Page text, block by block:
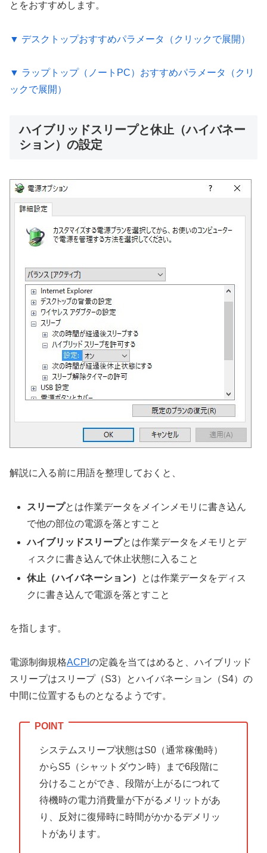
とをおすすめします。
▼ デスクトップおすすめパラメータ（クリックで展開）
▼ ラップトップ（ノートPC）おすすめパラメータ（クリ
ックで展開）
ハイブリッドスリープと休止（ハイバネー
ション）の設定
解説に入る前に用語を整理しておくと、
スリープとは作業データをメインメモリに書き込ん
で他の部位の電源を落とすこと
ハイブリッドスリープとは作業データをメモリとデ
ィスクに書き込んで休止状態に入ること
休止（ハイバネーション）
とは作業データをディス
クに書き込んで電源を落とすこと
を指します。
電源制御規格ACPI の定義を当てはめると、ハイブリッド
スリープはスリープ（S3）とハイバネーション（S4）の
中間に位置するものとなるようです。
システムスリープ状態はS0（通常稼働時）
からS5（シャットダウン時）まで6段階に
分けることができ、段階が上がるにつれて
待機時の電力消費量が下がるメリットがあ
り、反対に復帰時に時間がかかるデメリッ
トがあります。